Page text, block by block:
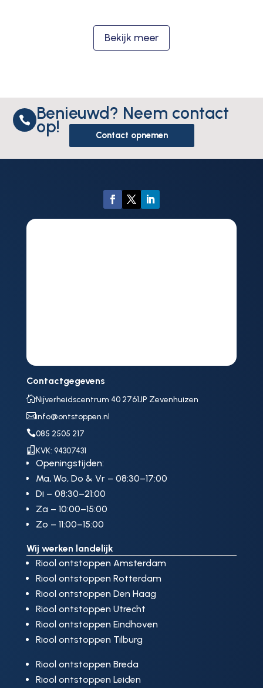
Bekijk meer
 Benieuwd? Neem contact
op! Contact opnemen
Contactgegevens
Nijverheidscentrum 40 2761JP Zevenhuizen
info@ontstoppen.nl
085 2505 217
 KVK: 94307431
Openingstijden:
Ma, Wo, Do & Vr – 08:30–17:00
Di – 08:30–21:00
Za – 10:00–15:00
Zo – 11:00–15:00
Wij werken landelijk
Riool ontstoppen Amsterdam
Riool ontstoppen Rotterdam
Riool ontstoppen Den Haag
Riool ontstoppen Utrecht
Riool ontstoppen Eindhoven
Riool ontstoppen Tilburg
Riool ontstoppen Breda
Riool ontstoppen Leiden